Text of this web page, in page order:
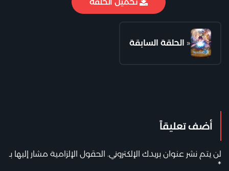
« الحلقة السابقة
أضف تعليقاً
لن يتم نشر عنوان بريدك الإلكتروني. الحقول الإلزامية مشار إليها بـ
*